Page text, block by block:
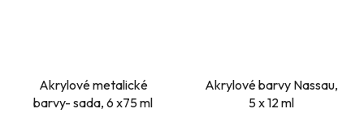
Akrylové metalické
barvy- sada, 6 x75 ml
Akrylové barvy Nassau,
5 x 12 ml